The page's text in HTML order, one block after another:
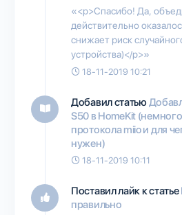
«<p>Спасибо! Да,
действительно
снижает риск
устройства)</p>»
18-11-2019 10:21
Добавил статью
S50 в HomeKit
протокола miio и для
нужен)
18-11-2019 10:11
Поставил лайк к статье
правильно